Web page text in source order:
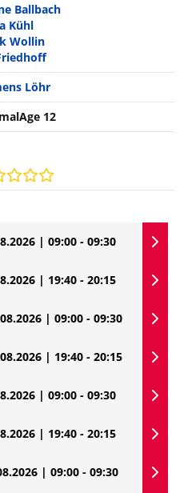
Ballbach
Kühl
Wollin
Löhr
12
| 09:00 - 09:30
| 19:40 - 20:15
| 09:00 - 09:30
| 19:40 - 20:15
| 09:00 - 09:30
| 19:40 - 20:15
| 09:00 - 09:30